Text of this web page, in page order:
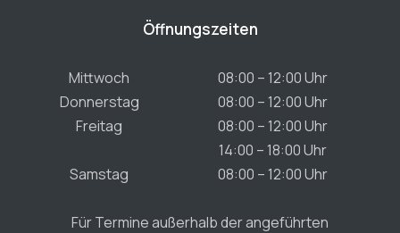
Öffnungszeiten
Mittwoch
08:00 – 12:00 Uhr
Donnerstag
08:00 – 12:00 Uhr
Freitag
08:00 – 12:00 Uhr
14:00 – 18:00 Uhr
Samstag
08:00 – 12:00 Uhr
Für Termine außerhalb der angeführten